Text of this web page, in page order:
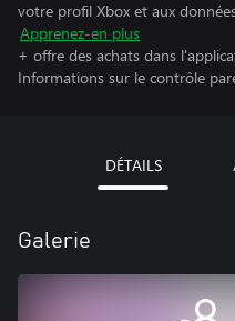
votre profil Xbox et aux
Apprenez-en plus
+ offre des achats dans
Informations sur le contrôle
DÉTAILS
Galerie